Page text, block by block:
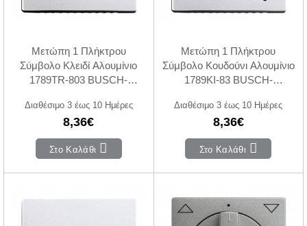
Μετώπη 1 Πλήκτρου
Σύμβολο Κλειδί Αλουμίνιο
1789TR-803 BUSCH-
Διαθέσιμο 3 έως 10 Ημέρες
8,36€
Στο Καλάθι
Μετώπη 1 Πλήκτρου
Σύμβολο Κουδούνι Αλουμίνιο
1789KI-83 BUSCH-
Διαθέσιμο 3 έως 10 Ημέρες
8,36€
Στο Καλάθι